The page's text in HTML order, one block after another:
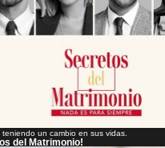
un cambio en sus vidas.
del Matrimonio!